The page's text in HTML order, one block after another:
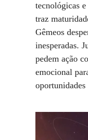
tecnológicas
traz
Gêmeos
inesperadas.
pedem ação
emocional